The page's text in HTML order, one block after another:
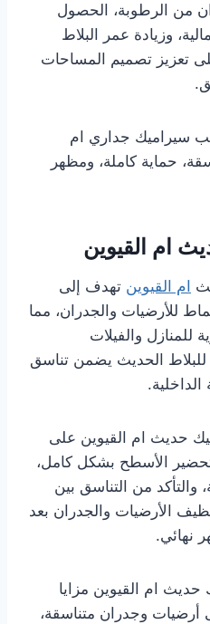
من الرطوبة، الحصول
وزيادة عمر البلاط
تعزيز تصميم المساحات
سيراميك جداري ام
حماية كاملة، ومظهر
ام القيوين
ام القيوين تهدف إلى
للأرضيات والجدران، مما
والفيلات
للبلاط الحديث يضمن تناسق
حديث ام القيوين على
تحضير الأسطح بشكل كامل،
والتأكد من التناسق بين
الأرضيات والجدران بعد
نهائي.
ام القيوين مزايا
أرضيات وجدران متناسقة،